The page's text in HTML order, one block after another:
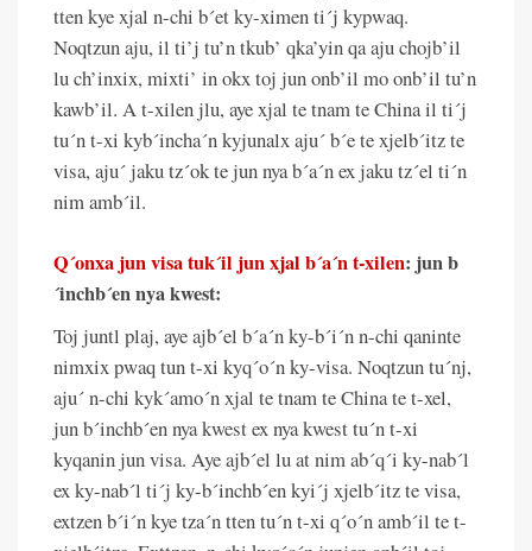
tten kye xjal n-chi b´et ky-ximen ti´j kypwaq.
Noqtzun aju, il ti’j tu’n tkub’ qka’yin qa aju chojb’il
lu ch’inxix, mixti’ in okx toj jun onb’il mo onb’il tu’n
kawb’il. A t-xilen jlu, aye xjal te tnam te China il ti´j
tu´n t-xi kyb´incha´n kyjunalx aju´ b´e te xjelb´itz te
visa, aju´ jaku tz´ok te jun nya b´a´n ex jaku tz´el ti´n
nim amb´il.
Q´onxa jun visa tuk´il jun xjal b´a´n t-xilen: jun b
´inchb´en nya kwest:
Toj juntl plaj, aye ajb´el b´a´n ky-b´i´n n-chi qaninte
nimxix pwaq tun t-xi kyq´o´n ky-visa. Noqtzun tu´nj,
aju´ n-chi kyk´amo´n xjal te tnam te China te t-xel,
jun b´inchb´en nya kwest ex nya kwest tu´n t-xi
kyqanin jun visa. Aye ajb´el lu at nim ab´q´i ky-nab´l
ex ky-nab´l ti´j ky-b´inchb´en kyi´j xjelb´itz te visa,
extzen b´i´n kye tza´n tten tu´n t-xi q´o´n amb´il te t-